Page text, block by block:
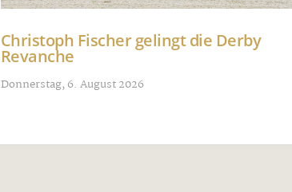
Christoph Fischer gelingt die Derby
Revanche
Donnerstag, 6. August 2026